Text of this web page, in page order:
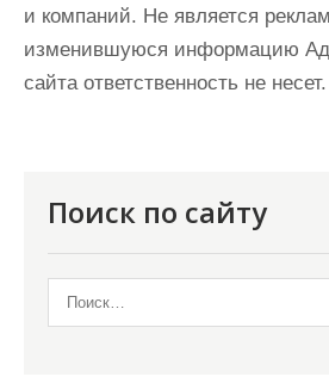
и компаний. Не является
изменившуюся информацию
сайта ответственность не несет.
Поиск по сайту